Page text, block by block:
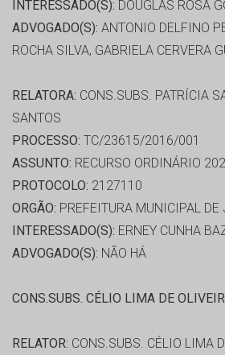
INTERESSADO(S): DOUGLAS ROSA
ADVOGADO(S): ANTONIO DELFINO
ROCHA SILVA, GABRIELA CERVERA
RELATORA: CONS.SUBS. PATRÍCIA
SANTOS
PROCESSO: TC/23615/2016/001
ASSUNTO: RECURSO ORDINÁRIO
PROTOCOLO: 2127110
ORGÃO: PREFEITURA MUNICIPAL DE
INTERESSADO(S): ERNEY CUNHA
ADVOGADO(S): NÃO HÁ
CONS.SUBS. CÉLIO LIMA DE
RELATOR: CONS.SUBS. CÉLIO LIMA